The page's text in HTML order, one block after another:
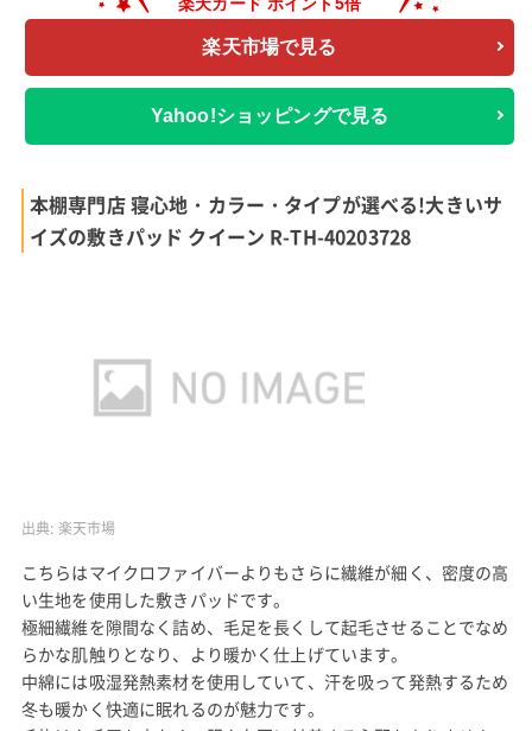
楽天市場で見る
Yahoo!ショッピングで見る
本棚専門店 寝心地・カラー・タイプが選べる!大きいサ
イズの敷きパッド クイーン R-TH-40203728
出典: 楽天市場
こちらはマイクロファイバーよりもさらに繊維が細く、密度の高
い生地を使用した敷きパッドです。
極細繊維を隙間なく詰め、毛足を長くして起毛させることでなめ
らかな肌触りとなり、より暖かく仕上げています。
中綿には吸湿発熱素材を使用していて、汗を吸って発熱するため
冬も暖かく快適に眠れるのが魅力です。